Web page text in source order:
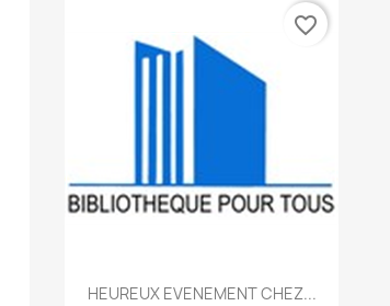
Aperçu rapide
HEUREUX EVENEMENT CHEZ...
favorite_border